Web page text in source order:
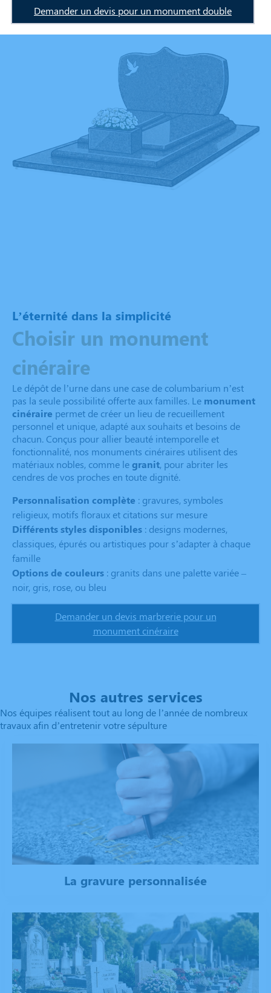
Demander un devis pour un monument double
L’éternité dans la simplicité
Choisir un monument
cinéraire
Le dépôt de l’urne dans une case de columbarium n’est
pas la seule possibilité offerte aux familles. Le monument
cinéraire permet de créer un lieu de recueillement
personnel et unique, adapté aux souhaits et besoins de
chacun. Conçus pour allier beauté intemporelle et
fonctionnalité, nos monuments cinéraires utilisent des
matériaux nobles, comme legranit, pour abriter les
cendres de vos proches en toute dignité.
Personnalisation complète : gravures, symboles
religieux, motifs floraux et citations sur mesure
Différents styles disponibles : designs modernes,
classiques, épurés ou artistiques pour s’adapter à chaque
famille
Options de couleurs : granits dans une palette variée –
noir, gris, rose, ou bleu
Demander un devis marbrerie pour un
monument cinéraire
Nos autres services
Nos équipes réalisent tout au long de l’année de nombreux
travaux afin d’entretenir votre sépulture
La gravure personnalisée